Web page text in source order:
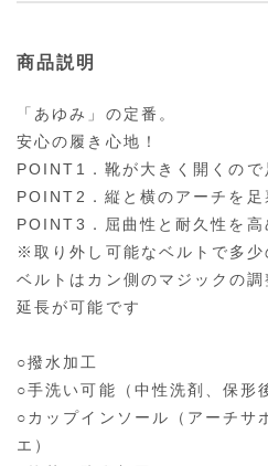
商品説明
「あゆみ」の定番。
安心の履き心地！
POINT1．靴が大きく開くので
POINT2．縦と横のアーチを足
POINT3．屈曲性と耐久性を
※取り外し可能なベルトで多少
ベルトはカン側のマジックの
延長が可能です
○撥水加工
○手洗い可能（中性洗剤、保形
○カップインソール（アーチサ
エ）